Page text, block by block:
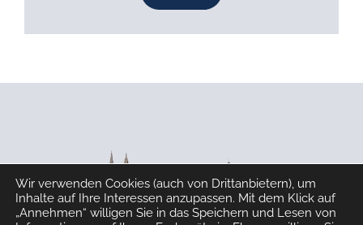
Wir verwenden Cookies (auch von Drittanbietern), um
Inhalte auf Ihre Interessen anzupassen. Mit dem Klick auf
„Annehmen“ willigen Sie in das Speichern und Lesen von